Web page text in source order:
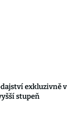
exkluzivně v
stupeň